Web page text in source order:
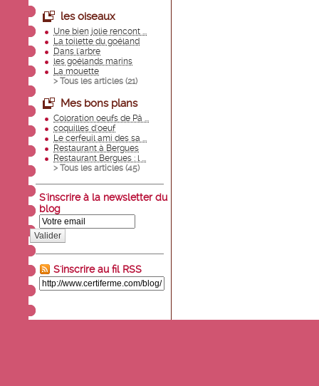
les oiseaux
Une bien jolie rencont ...
La toilette du goéland
Dans l'arbre
les goélands marins
La mouette
> Tous les articles (21)
Mes bons plans
Coloration oeufs de Pâ ...
coquilles d'oeuf
Le cerfeuil ami des sa ...
Restaurant à Bergues
Restaurant Bergues : l ...
> Tous les articles (45)
S'inscrire à la newsletter du
blog
Valider
S'inscrire au fil RSS